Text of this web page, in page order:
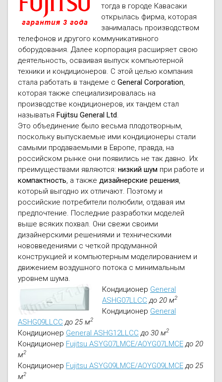
тогда в городе Кавасаки
открылась фирма, которая
занималась производством
телефонов и другого коммуникативного
оборудования. Далее корпорация расширяет свою
деятельность, осваивая выпуск компьютерной
техники и кондиционеров. С этой целью компания
стала работать в тандеме с General Corporation,
которая также специализировалась на
производстве кондиционеров, их тандем стал
называтья Fujitsu General Ltd.
Это объединение было весьма плодотворным,
поскольку выпускаемые ими кондиционеры стали
самыми продаваемыми в Европе, правда, на
российском рынке они появились не так давно. Их
преимуществами являются: низкий шум при работе и
компактность, а также дизайнерские решения,
который выгодно их отличают. Поэтому и
российские потребители полюбили, отдавая им
предпочтение. Последние разработки моделей
выше всяких похвал. Они свежи своими
дизайнерскими решениями и техническими
нововведениями с четкой продуманной
конструкцией и компьютерным моделированием и
движением воздушного потока с минимальным
уровнем шума.
Кондиционер General
ASHG07LLCC до 20 м2
Кондиционер General
ASHG09LLCC до 25 м2
Кондиционер General ASHG12LLCC до 30 м2
Кондиционер Fujitsu ASYG07LMCE/AOYG07LMCE до 20
м2
Кондиционер Fujitsu ASYG09LMCE/AOYG09LMCE до 25
м2